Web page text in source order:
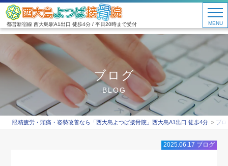
都営新宿線 西大島駅A1出口 徒歩4分 / 平日20時まで受付 MENU
ブログ
BLOG
眼精疲労・頭痛・姿勢改善なら「西大島よつば接骨院」西大島A1出口 徒歩4分 ブロ
2025.06.17 ブログ